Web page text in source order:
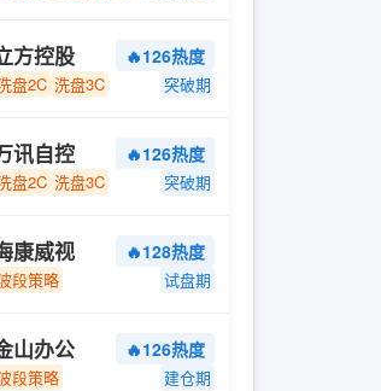
方控股 🔥126热度
盘2C 洗盘3C 突破期
讯自控 🔥126热度
盘2C 洗盘3C 突破期
康威视 🔥128热度
段策略 试盘期
山办公 🔥126热度
段策略 建仓期